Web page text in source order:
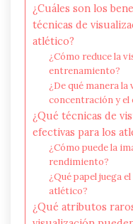
¿Cuáles son los
técnicas de
atlético?
¿Cómo reduce la
entrenamiento?
¿De qué manera
concentración y el
¿Qué técnicas de
efectivas para los
¿Cómo puede la
rendimiento?
¿Qué papel juega
atlético?
¿Qué atributos